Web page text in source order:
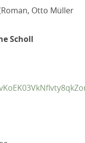
Otto Müller
Scholl